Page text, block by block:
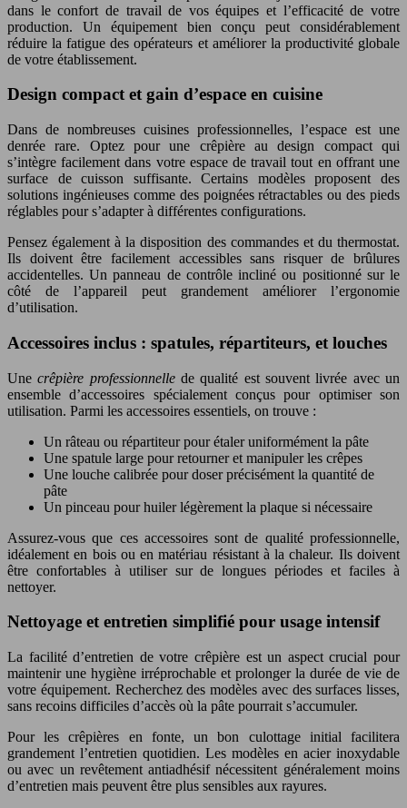
dans le confort de travail de vos équipes et l’efficacité de votre
production. Un équipement bien conçu peut considérablement
réduire la fatigue des opérateurs et améliorer la productivité globale
de votre établissement.
Design compact et gain d’espace en cuisine
Dans de nombreuses cuisines professionnelles, l’espace est une
denrée rare. Optez pour une crêpière au design compact qui
s’intègre facilement dans votre espace de travail tout en offrant une
surface de cuisson suffisante. Certains modèles proposent des
solutions ingénieuses comme des poignées rétractables ou des pieds
réglables pour s’adapter à différentes configurations.
Pensez également à la disposition des commandes et du thermostat.
Ils doivent être facilement accessibles sans risquer de brûlures
accidentelles. Un panneau de contrôle incliné ou positionné sur le
côté de l’appareil peut grandement améliorer l’ergonomie
d’utilisation.
Accessoires inclus : spatules, répartiteurs, et louches
Unecrêpière professionnellede qualité est souvent livrée avec un
ensemble d’accessoires spécialement conçus pour optimiser son
utilisation. Parmi les accessoires essentiels, on trouve :
Un râteau ou répartiteur pour étaler uniformément la pâte
Une spatule large pour retourner et manipuler les crêpes
Une louche calibrée pour doser précisément la quantité de
pâte
Un pinceau pour huiler légèrement la plaque si nécessaire
Assurez-vous que ces accessoires sont de qualité professionnelle,
idéalement en bois ou en matériau résistant à la chaleur. Ils doivent
être confortables à utiliser sur de longues périodes et faciles à
nettoyer.
Nettoyage et entretien simplifié pour usage intensif
La facilité d’entretien de votre crêpière est un aspect crucial pour
maintenir une hygiène irréprochable et prolonger la durée de vie de
votre équipement. Recherchez des modèles avec des surfaces lisses,
sans recoins difficiles d’accès où la pâte pourrait s’accumuler.
Pour les crêpières en fonte, un bon culottage initial facilitera
grandement l’entretien quotidien. Les modèles en acier inoxydable
ou avec un revêtement antiadhésif nécessitent généralement moins
d’entretien mais peuvent être plus sensibles aux rayures.